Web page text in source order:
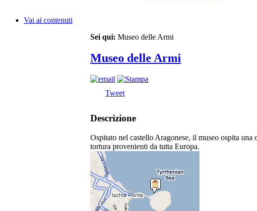
Vai ai contenuti
Sei qui: Museo delle Armi
Museo delle Armi
Tweet
Descrizione
Ospitato nel castello Aragonese, il museo ospita
tortura provenienti da tutta Europa.